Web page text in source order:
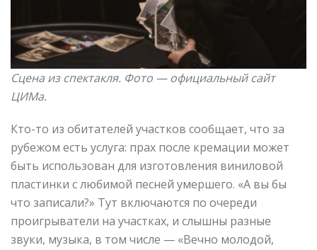
Сцена из спектакля. Фото —официальный сайт
ЦИМа.
Кто-то из обитателей участков сообщает, что за
рубежом есть услуга: прах после кремации может
быть использован для изготовления виниловой
пластинки с любимой песней умершего. «А вы бы
что записали?» Тут включаются по очереди
проигрыватели на участках, и слышны разные
звуки, музыка, в том числе — «Вечно молодой,